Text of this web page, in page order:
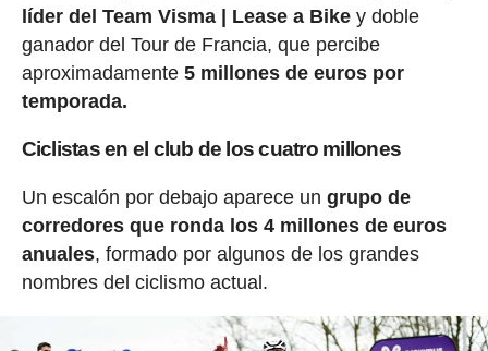
líder del Team Visma | Lease a Bikey doble
ganador del Tour de Francia, que percibe
aproximadamente 5 millones de euros por
temporada.
Ciclistas en el club de los cuatro millones
Un escalón por debajo aparece un grupo de
corredores que ronda los 4 millones de euros
anuales, formado por algunos de los grandes
nombres del ciclismo actual.